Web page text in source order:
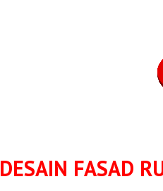
DESAIN FASAD